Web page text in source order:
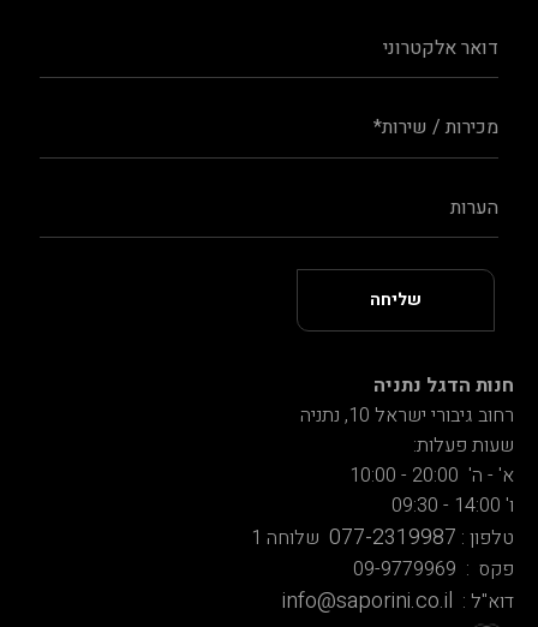
חנות הדגל נתניה
רחוב גיבורי ישראל 10, נתניה
שעות פעלות:
א' - ה' 20:00 - 10:00
ו' 14:00 - 09:30
טלפון : 077-2319987 שלוחה 1
פקס : 09-9779969
דוא"ל : info@saporini.co.il